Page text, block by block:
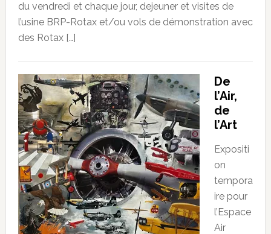
du vendredi et chaque jour, dejeuner et visites de
l’usine BRP-Rotax et/ou vols de démonstration avec
des Rotax […]
De
l’Air,
de
l’Art
Expositi
on
tempora
ire pour
l’Espace
Air